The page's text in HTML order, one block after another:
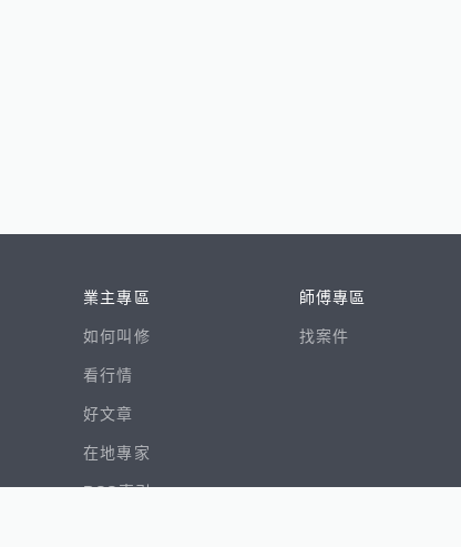
業主專區
如何叫修
看行情
好文章
在地專家
RSS索引
師傅專區
找案件